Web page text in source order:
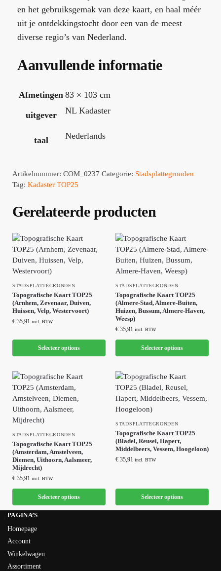
en het gebruiksgemak van deze kaart, en haal méér
uit je ontdekkingstocht door een van de meest
diverse regio’s van Nederland.
Aanvullende informatie
Afmetingen 83 × 103 cm
uitgever NL Kadaster
taal Nederlands
Artikelnummer: COM_0237 Categorie: Stadsplattegronden
Tag: Kadaster TOP25
Gerelateerde producten
STADSPLATTEGRONDEN
Topografische Kaart TOP25
(Arnhem, Zevenaar, Duiven,
Huissen, Velp, Westervoort)
€ 35,91 incl. BTW
Selecteer options
STADSPLATTEGRONDEN
Topografische Kaart TOP25
(Almere-Stad, Almere-Buiten,
Huizen, Bussum, Almere-Haven,
Weesp)
€ 35,91 incl. BTW
Selecteer options
STADSPLATTEGRONDEN
Topografische Kaart TOP25
(Amsterdam, Amstelveen,
Diemen, Uithoorn, Aalsmeer,
Mijdrecht)
€ 35,91 incl. BTW
Selecteer options
STADSPLATTEGRONDEN
Topografische Kaart TOP25
(Bladel, Reusel, Hapert,
Middelbeers, Vessem, Hoogeloon)
€ 35,91 incl. BTW
Selecteer options
PAGINA’S
Homepage
Account
Winkelwagen
Assortiment